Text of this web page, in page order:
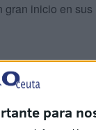
para
gran inicio en sus